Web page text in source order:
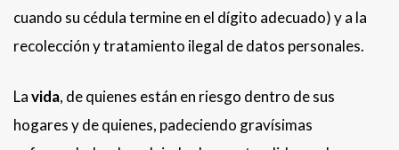
cuando su cédula termine en el dígito adecuado) y a la
recolección y tratamiento ilegal de datos personales.
Lavida, de quienes están en riesgo dentro de sus
hogares y de quienes, padeciendo gravísimas